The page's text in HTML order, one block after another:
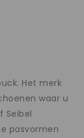
Het merk
waar u
Seibel
pasvormen